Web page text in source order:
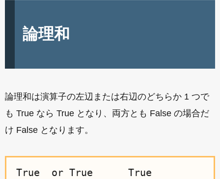
論理和
論理和は演算子の左辺または右辺のどちらか 1 つで
も True なら True となり、両方とも False の場合だ
け False となります。
True  or True      True